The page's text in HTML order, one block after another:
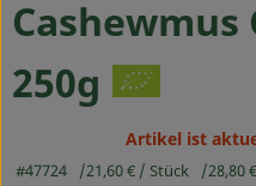
Drogerie
So geht's
Über uns
Cashewmus
250g
Artikel ist
#47724 21,60 € / Stück 28,80 €